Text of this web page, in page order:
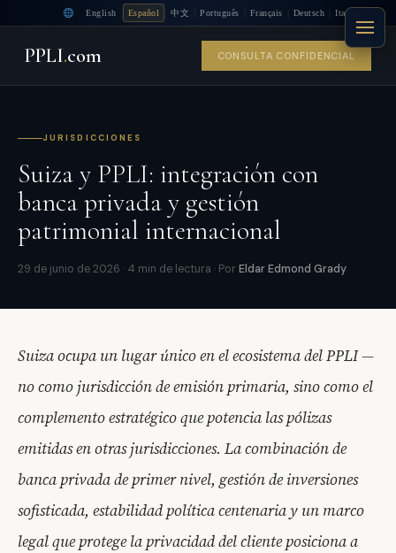
English Español 中文 Português Français Deutsch Italiano
PPLI.com CONSULTA CONFIDENCIAL
JURISDICCIONES
Suiza y PPLI: integración con
banca privada y gestión
patrimonial internacional
29 de junio de 2026 · 4 min de lectura · PorEldar Edmond Grady
Suiza ocupa un lugar único en el ecosistema del PPLI —
no como jurisdicción de emisión primaria, sino como el
complemento estratégico que potencia las pólizas
emitidas en otras jurisdicciones. La combinación de
banca privada de primer nivel, gestión de inversiones
sofisticada, estabilidad política centenaria y un marco
legal que protege la privacidad del cliente posiciona a